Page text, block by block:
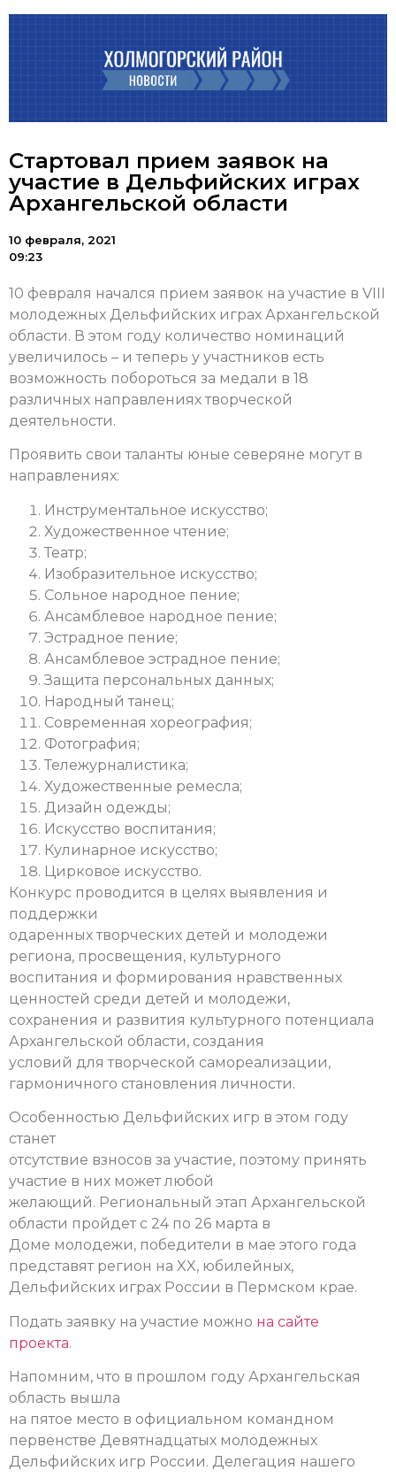
Стартовал прием заявок на
участие в Дельфийских играх
Архангельской области
10 февраля, 2021
09:23
10 февраля начался прием заявок на участие в VIII
молодежных Дельфийских играх Архангельской
области. В этом году количество номинаций
увеличилось – и теперь у участников есть
возможность побороться за медали в 18
различных направлениях творческой
деятельности.
Проявить свои таланты юные северяне могут в
направлениях:
Инструментальное искусство;
Художественное чтение;
Театр;
Изобразительное искусство;
Сольное народное пение;
Ансамблевое народное пение;
Эстрадное пение;
Ансамблевое эстрадное пение;
Защита персональных данных;
Народный танец;
Современная хореография;
Фотография;
Тележурналистика;
Художественные ремесла;
Дизайн одежды;
Искусство воспитания;
Кулинарное искусство;
Цирковое искусство.
Конкурс проводится в целях выявления и
поддержки
одаренных творческих детей и молодежи
региона, просвещения, культурного
воспитания и формирования нравственных
ценностей среди детей и молодежи,
сохранения и развития культурного потенциала
Архангельской области, создания
условий для творческой самореализации,
гармоничного становления личности.
Особенностью Дельфийских игр в этом году
станет
отсутствие взносов за участие, поэтому принять
участие в них может любой
желающий. Региональный этап Архангельской
области пройдет с 24 по 26 марта в
Доме молодежи, победители в мае этого года
представят регион на XX, юбилейных,
Дельфийских играх России в Пермском крае.
Подать заявку на участие можно на сайте
проекта.
Напомним, что в прошлом году Архангельская
область вышла
на пятое место в официальном командном
первенстве Девятнадцатых молодежных
Дельфийских игр России. Делегация нашего